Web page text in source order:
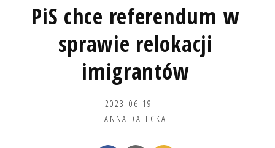
PiS chce referendum w
sprawie relokacji
imigrantów
2023-06-19
ANNA DALECKA